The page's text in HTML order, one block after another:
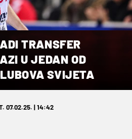
TRANSFER
U JEDAN OD
SVIJETA
07.02.25. | 14:42